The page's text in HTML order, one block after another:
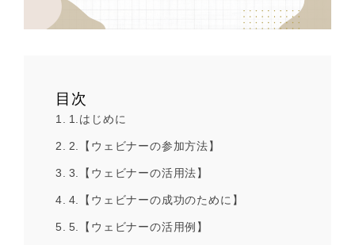
目次
1.はじめに
2.【ウェビナーの参加方法】
3.【ウェビナーの活用法】
4.【ウェビナーの成功のために】
5.【ウェビナーの活用例】